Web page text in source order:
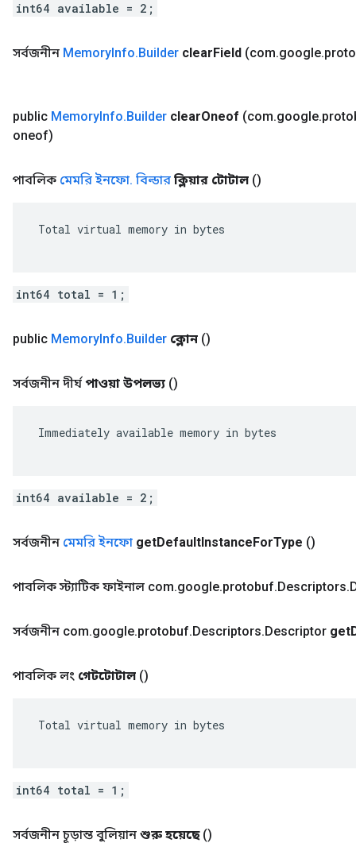
int64 available = 2;
সর্বজনীন MemoryInfo.Builder clearField (com.google.
public MemoryInfo.Builder clearOneof (com.google.
oneof)
পাবলিক মেমরি ইনফো. বিল্ডার ক্লিয়ার টোটাল ()
Total virtual memory in bytes
int64 total = 1;
public MemoryInfo.Builder ক্লোন ()
সর্বজনীন দীর্ঘ পাওয়া উপলভ্য ()
Immediately available memory in bytes
int64 available = 2;
সর্বজনীন মেমরি ইনফো getDefaultInstanceForType ()
পাবলিক স্ট্যাটিক ফাইনাল com.google.protobuf.Descriptors.
সর্বজনীন com.google.protobuf.Descriptors.Descriptor get
পাবলিক লং গেটটোটাল ()
Total virtual memory in bytes
int64 total = 1;
সর্বজনীন চূড়ান্ত বুলিয়ান শুরু হয়েছে ()